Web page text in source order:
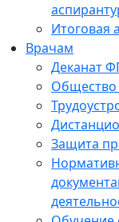
Итоговая
Врачам
Деканат
Общество
Защита